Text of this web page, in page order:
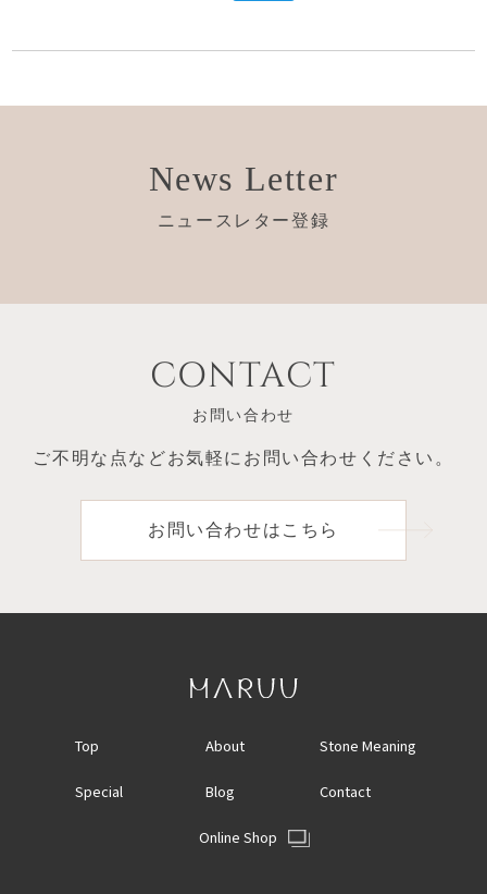
News Letter
ニュースレター登録
CONTACT
お問い合わせ
ご不明な点などお気軽にお問い合わせください。
お問い合わせはこちら
Top About Stone Meaning
Special Blog Contact
Online Shop